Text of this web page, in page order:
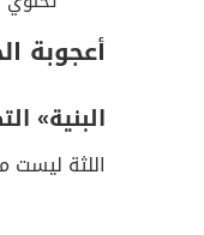
أعجوبة
البنية»
اللثة